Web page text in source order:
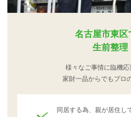
名古屋市東区
生前整理
様々なご事情に臨機
家財一品からでもプロ
同居する為、親が居住し